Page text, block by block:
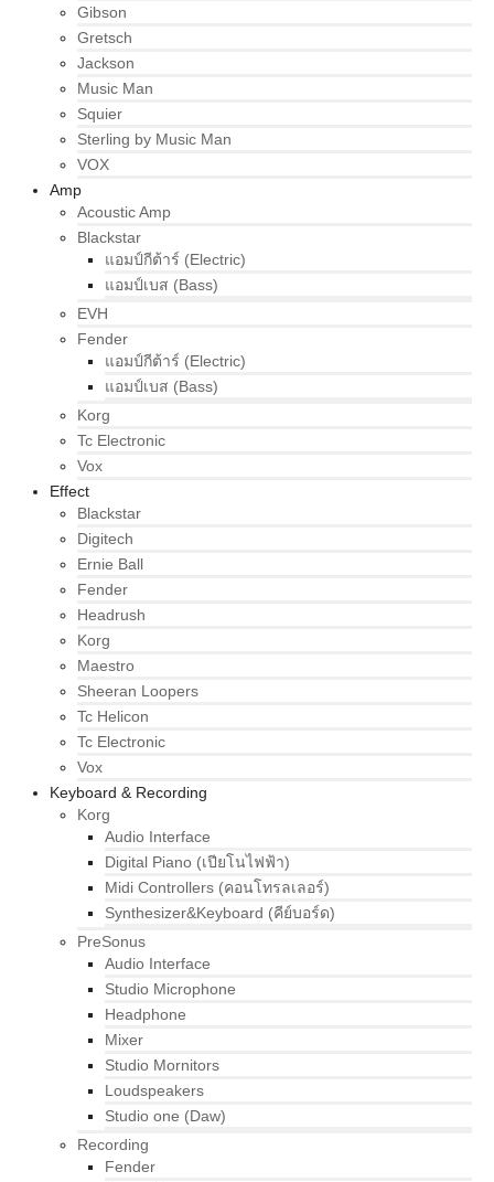
Gibson
Gretsch
Jackson
Music Man
Squier
Sterling by Music Man
VOX
Amp
Acoustic Amp
Blackstar
แอมป์กีต้าร์ (Electric)
แอมป์เบส (Bass)
EVH
Fender
แอมป์กีต้าร์ (Electric)
แอมป์เบส (Bass)
Korg
Tc Electronic
Vox
Effect
Blackstar
Digitech
Ernie Ball
Fender
Headrush
Korg
Maestro
Sheeran Loopers
Tc Helicon
Tc Electronic
Vox
Keyboard & Recording
Korg
Audio Interface
Digital Piano (เปียโนไฟฟ้า)
Midi Controllers (คอนโทรลเลอร์)
Synthesizer&Keyboard (คีย์บอร์ด)
PreSonus
Audio Interface
Studio Microphone
Headphone
Mixer
Studio Mornitors
Loudspeakers
Studio one (Daw)
Recording
Fender